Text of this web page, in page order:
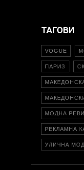
ТАГОВИ
VOGUE
ПАРИЗ
МОДНА
РЕКЛАМНА
УЛИЧНА